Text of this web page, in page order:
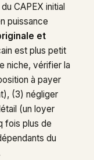
CAPEX initial
puissance
et
est plus petit
niche, vérifier la
à payer
(3) négliger
(un loyer
fois plus de
du